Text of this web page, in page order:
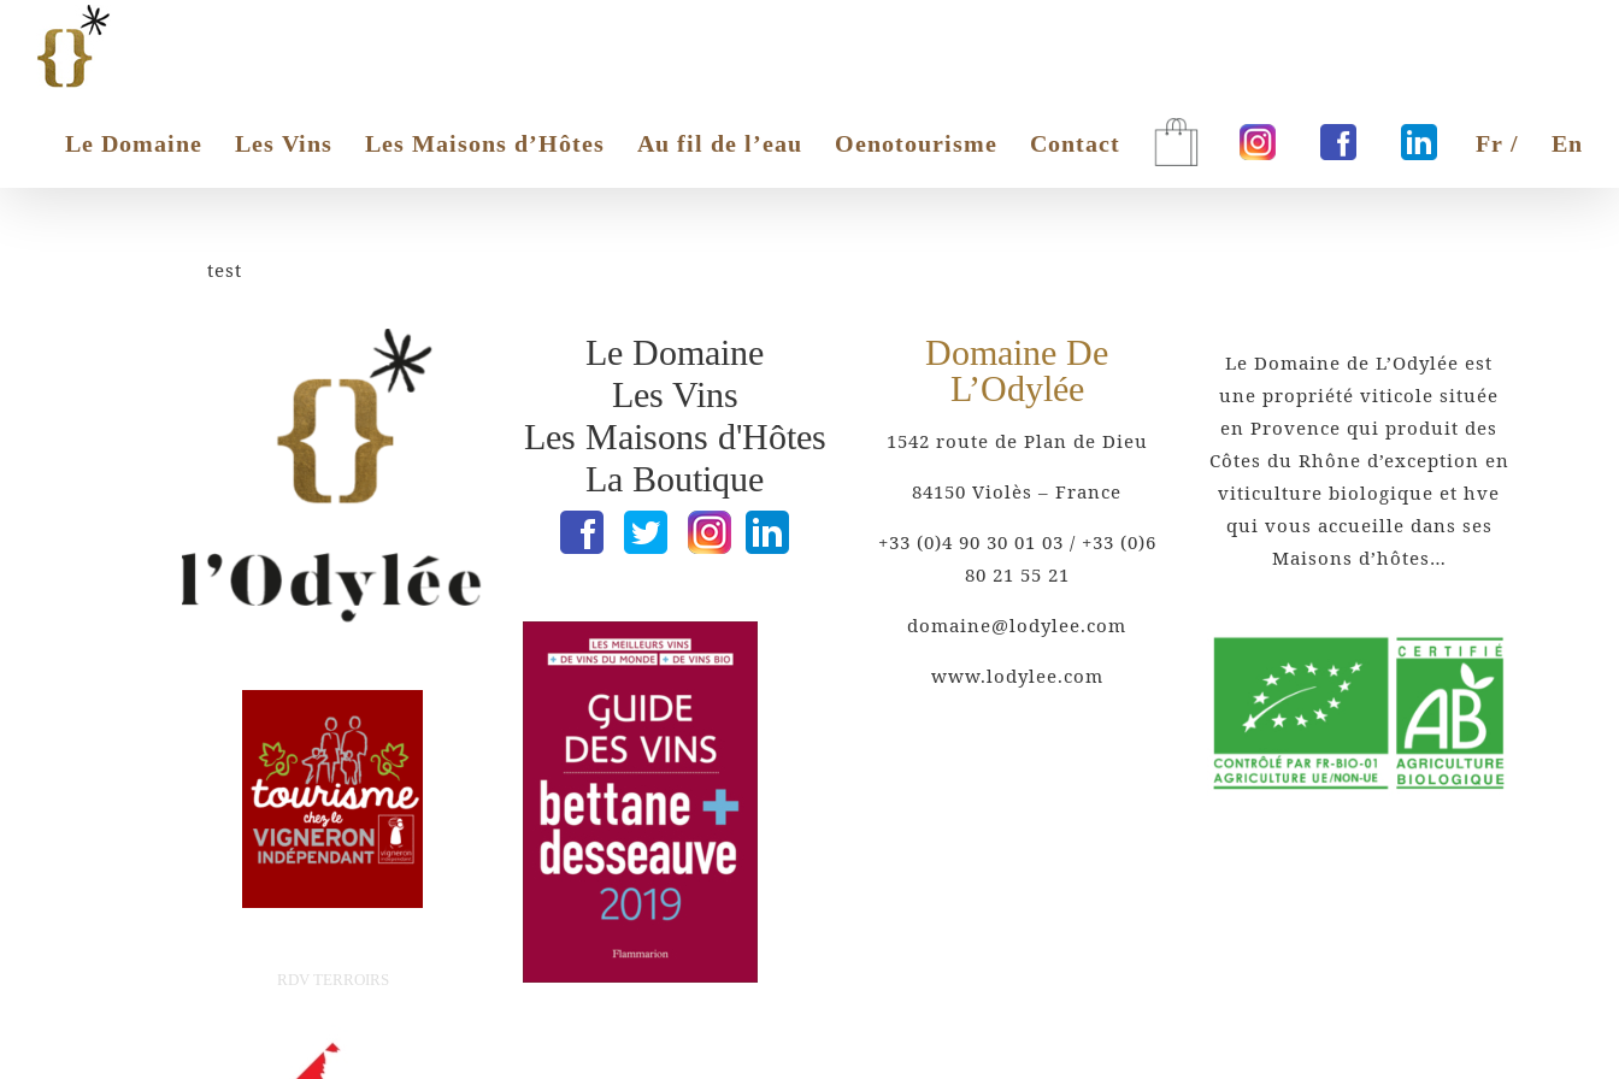
contenu
Le Domaine Les Vins Les Maisons d’Hôtes Au fil de l’eau Oenotourisme Contact Fr / En
test
RDV TERROIRS
Le Domaine
Les Vins
Les Maisons d'Hôtes
La Boutique
Domaine De
L’Odylée
1542 route de Plan de Dieu
84150 Violès – France
+33 (0)4 90 30 01 03 / +33 (0)6
80 21 55 21
domaine@lodylee.com
www.lodylee.com
Le Domaine de L’Odylée est
une propriété viticole située
en Provence qui produit des
Côtes du Rhône d’exception en
viticulture biologique et hve
qui vous accueille dans ses
Maisons d’hôtes…